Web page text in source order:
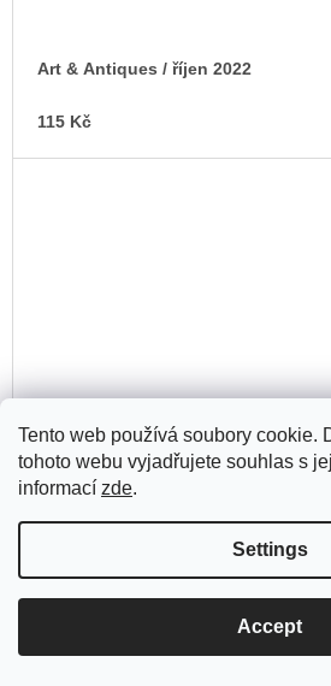
Tento web používá soubory cookie.
tohoto webu vyjadřujete souhlas s
informací zde.
Settings
Accept
Art & Antiques / říjen 2022
115 Kč
Art & Antiques / srpen září 2022